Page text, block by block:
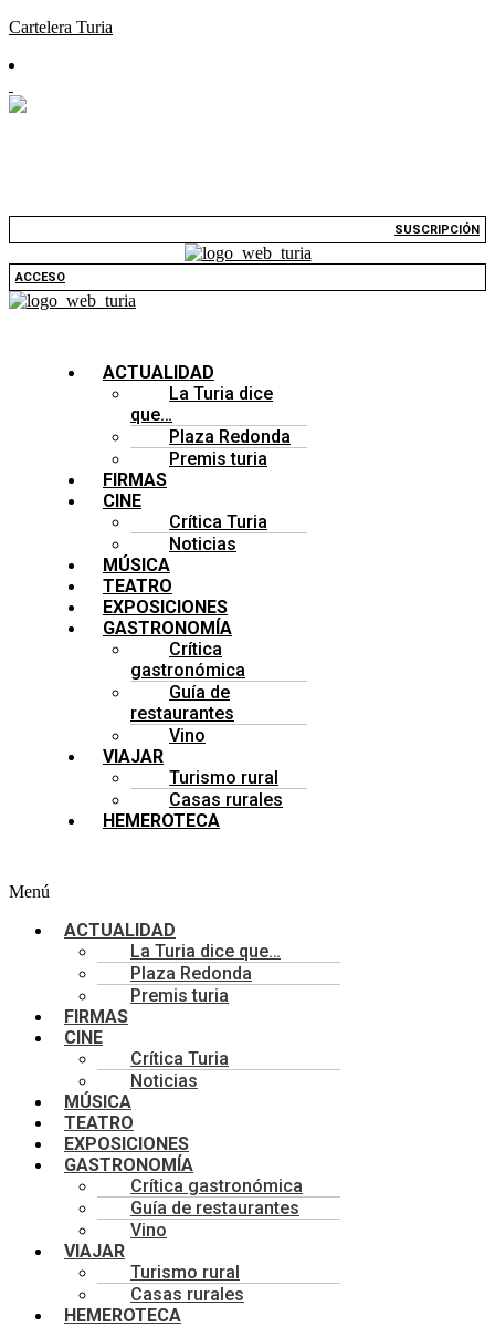
Cartelera Turia
SUSCRIPCIÓN
ACCESO
ACTUALIDAD
La Turia dice
que…
Plaza Redonda
Premis turia
FIRMAS
CINE
Crítica Turia
Noticias
MÚSICA
TEATRO
EXPOSICIONES
GASTRONOMÍA
Crítica
gastronómica
Guía de
restaurantes
Vino
VIAJAR
Turismo rural
Casas rurales
HEMEROTECA
Menú
ACTUALIDAD
La Turia dice que…
Plaza Redonda
Premis turia
FIRMAS
CINE
Crítica Turia
Noticias
MÚSICA
TEATRO
EXPOSICIONES
GASTRONOMÍA
Crítica gastronómica
Guía de restaurantes
Vino
VIAJAR
Turismo rural
Casas rurales
HEMEROTECA